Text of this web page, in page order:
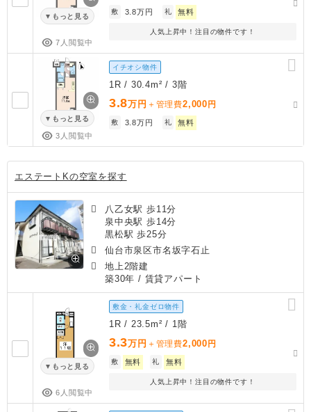
もっと見る
7人閲覧中
敷 3.8万円 礼 無料
人気上昇中！注目の物件です！
もっと見る
3人閲覧中
イチオシ物件
1R / 30.4m² / 3階
3.8万円 ＋管理費2,000 円
敷 3.8万円 礼 無料
エステートKの空室を探す
八乙女駅 歩11分
泉中央駅 歩14分
黒松駅 歩25分
仙台市泉区市名坂字石止
地上2階建
築30年 / 賃貸アパート
もっと見る
6人閲覧中
敷金・礼金ゼロ物件
1R / 23.5m² / 1階
3.3万円 ＋管理費2,000 円
敷 無料 礼 無料
人気上昇中！注目の物件です！